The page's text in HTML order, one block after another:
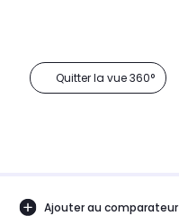
Quitter la vue 360°
Ajouter au comparateur